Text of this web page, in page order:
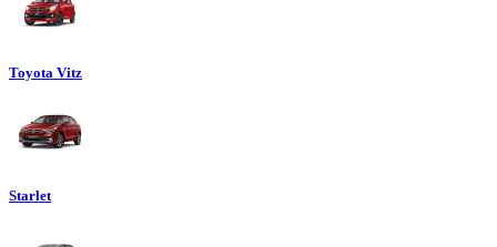
Toyota Vitz
Starlet